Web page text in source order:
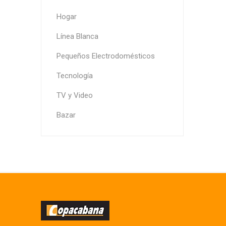
Hogar
Línea Blanca
Pequeños Electrodomésticos
Tecnología
TV y Video
Bazar